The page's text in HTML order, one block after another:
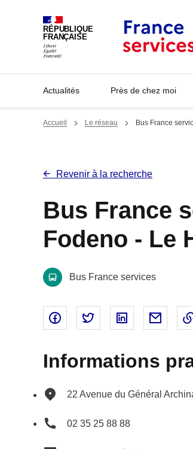
RÉPUBLIQUE
FRANÇAISE
Actualités Près de chez moi
Accueil Le réseau Bus France
Revenir à la recherche
Bus France
Fodeno - Le
Bus France services
Partager sur Facebook -
Partager sur Twitter -
Partager sur
Informations
22 Avenue du Général
02 35 25 88 88